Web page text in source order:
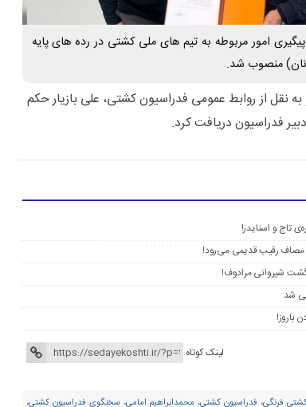
پیگیری امور مربوطه به تیم های ملی کشتی در رده های پایه
منصوب شد.
نقل از روابط عمومی فدراسیون کشتی، علی بازیار حکم
فدراسیون دریافت کرد.
تاج و اسنایدر!
رقیب قدیمی می‌رود!
شیروانی مرادوف!
شد
باروز!
لینک کوتاه
کشتی فرنگی، فدراسیون کشتی، محمدابراهیم امامی، سخنگوی فدراسیون کشتی،